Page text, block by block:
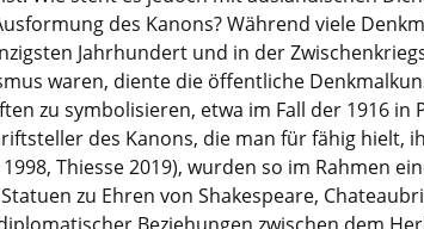
des Kanons? Während viele
Jahrhundert und in der
waren, diente die öffentliche
zu symbolisieren, etwa im Fall der 1916 in
des Kanons, die man für fähig hielt,
Thiesse 2019), wurden so im Rahmen
zu Ehren von Shakespeare,